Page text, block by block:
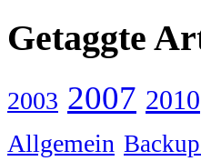
Getaggte
2003 2007 2010
Allgemein